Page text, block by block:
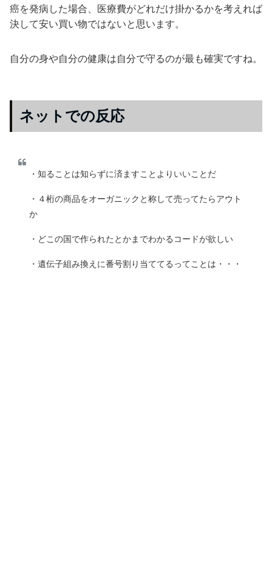
癌を発病した場合、医療費がどれだけ掛かるかを考えれば
決して安い買い物ではないと思います。
自分の身や自分の健康は自分で守るのが最も確実ですね。
ネットでの反応
・知ることは知らずに済ますことよりいいことだ
・４桁の商品をオーガニックと称して売ってたらアウト
か
・どこの国で作られたとかまでわかるコードが欲しい
・遺伝子組み換えに番号割り当ててるってことは・・・